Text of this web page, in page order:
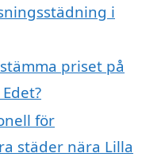
i
priset på
för
städer nära Lilla